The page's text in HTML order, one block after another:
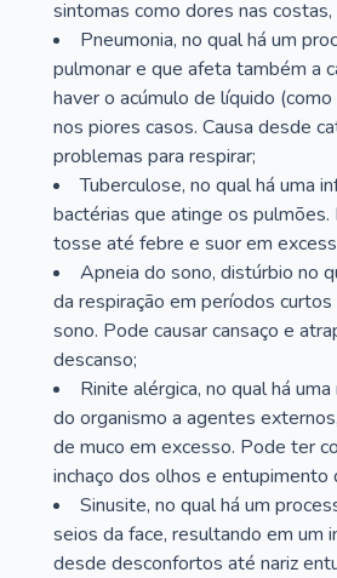
sintomas como dores nas costas,
Pneumonia, no qual há um
pulmonar e que afeta também a
haver o acúmulo de líquido
nos piores casos. Causa desde
problemas para respirar;
Tuberculose, no qual há uma
bactérias que atinge os
tosse até febre e suor em
Apneia do sono, distúrbio no
da respiração em períodos
sono. Pode causar cansaço e
descanso;
Rinite alérgica, no qual há
do organismo a agentes
de muco em excesso. Pode ter
inchaço dos olhos e entupimento
Sinusite, no qual há um
seios da face, resultando em um
desde desconfortos até nariz